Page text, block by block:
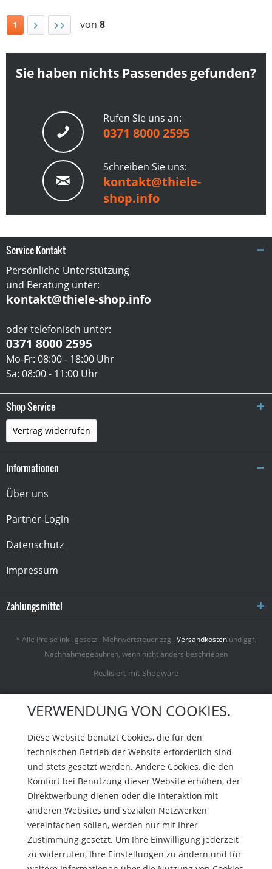
1 von 8
Sie haben nichts Passendes gefunden?
Rufen Sie uns an:
0371 8000 2595
Schreiben Sie uns:
kontakt@thiele-
shop.info
Service Kontakt
Persönliche Unterstützung
und Beratung unter:
kontakt@thiele-shop.info
oder telefonisch unter:
0371 8000 2595
Mo-Fr: 08:00 - 18:00 Uhr
Sa: 08:00 - 11:00 Uhr
Shop Service
Vertrag widerrufen
Informationen
Über uns
Partner-Login
Datenschutz
Impressum
Zahlungsmittel
* Alle Preise inkl. gesetzl. Mehrwertsteuer zzgl. Versandkosten und ggf.
Nachnahmegebühren, wenn nicht anders beschrieben
Realisiert mit Shopware
VERWENDUNG VON COOKIES.
Diese Website benutzt Cookies, die für den
technischen Betrieb der Website erforderlich sind
und stets gesetzt werden. Andere Cookies, die den
Komfort bei Benutzung dieser Website erhöhen, der
Direktwerbung dienen oder die Interaktion mit
anderen Websites und sozialen Netzwerken
vereinfachen sollen, werden nur mit Ihrer
Zustimmung gesetzt. Um Ihre Einwilligung jederzeit
zu widerrufen, Ihre Einstellungen zu ändern und für